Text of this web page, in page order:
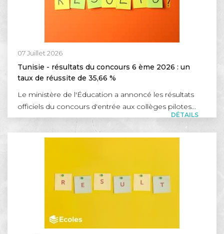
07 Juillet 2026
Tunisie - résultats du concours 6 ème 2026 : un
taux de réussite de 35,66 %
Le ministère de l'Éducation a annoncé les résultats
officiels du concours d'entrée aux collèges pilotes...
DÉTAILS